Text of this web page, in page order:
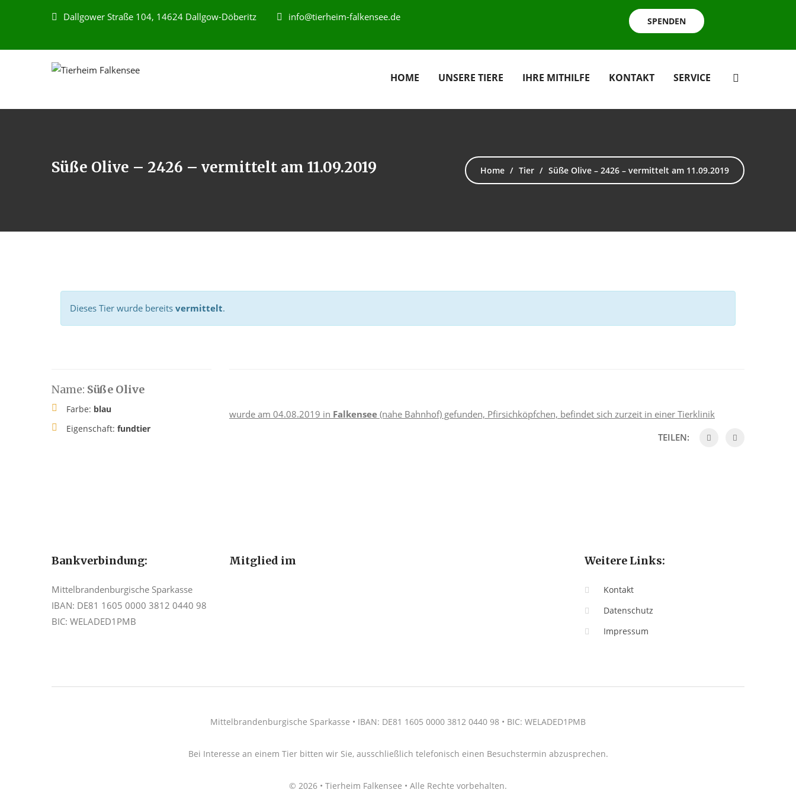
Dallgower Straße 104, 14624 Dallgow-Döberitz info@tierheim-falkensee.de SPENDEN
HOME UNSERE TIERE IHRE MITHILFE KONTAKT SERVICE
Süße Olive – 2426 – vermittelt am 11.09.2019 Home Tier Süße Olive – 2426 – vermittelt am 11.09.2019
Dieses Tier wurde bereits vermittelt.
Name: Süße Olive
Farbe: blau
Eigenschaft: fundtier
wurde am 04.08.2019 in Falkensee (nahe Bahnhof) gefunden, Pfirsichköpfchen, befindet sich zurzeit in einer Tierklinik
TEILEN:
Bankverbindung:
Mittelbrandenburgische Sparkasse
IBAN: DE81 1605 0000 3812 0440 98
BIC: WELADED1PMB
Mitglied im Weitere Links:
Kontakt
Datenschutz
Impressum
Mittelbrandenburgische Sparkasse • IBAN: DE81 1605 0000 3812 0440 98 • BIC: WELADED1PMB
Bei Interesse an einem Tier bitten wir Sie, ausschließlich telefonisch einen Besuchstermin abzusprechen.
© 2026 • Tierheim Falkensee • Alle Rechte vorbehalten.